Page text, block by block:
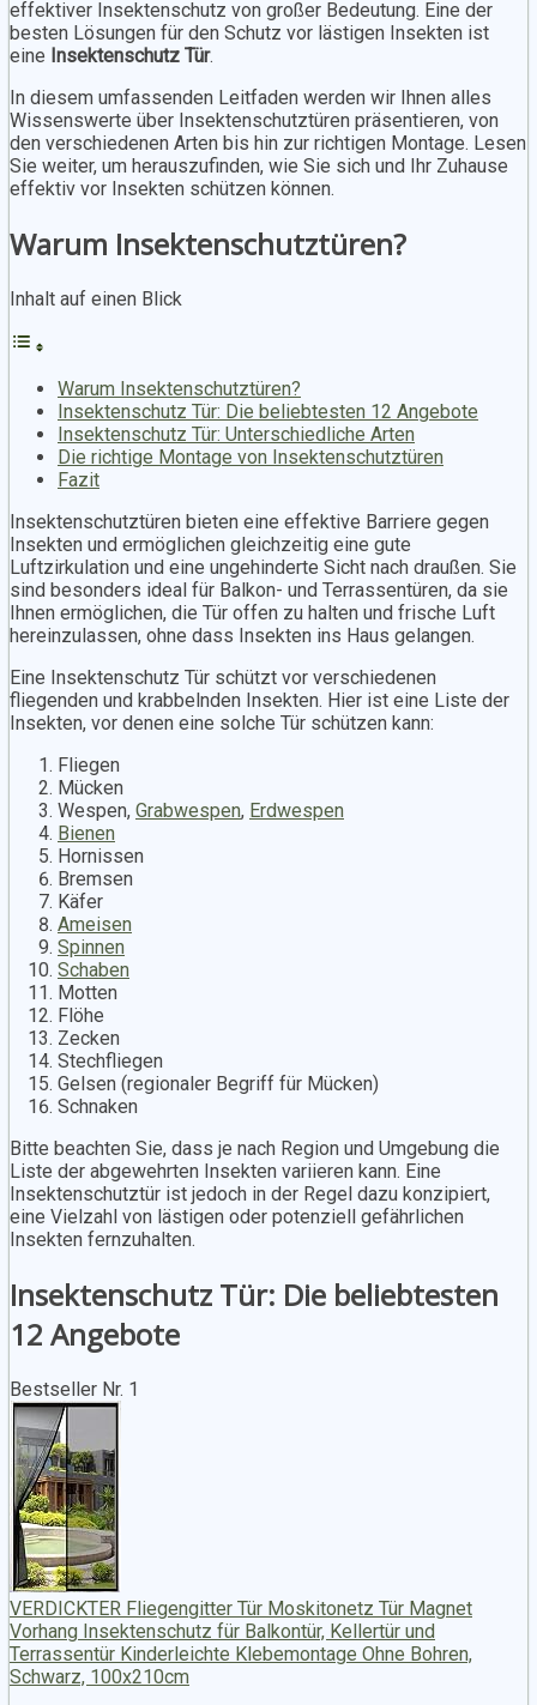
effektiver Insektenschutz von großer Bedeutung. Eine der
besten Lösungen für den Schutz vor lästigen Insekten ist
eine Insektenschutz Tür.
In diesem umfassenden Leitfaden werden wir Ihnen alles
Wissenswerte über Insektenschutztüren präsentieren, von
den verschiedenen Arten bis hin zur richtigen Montage. Lesen
Sie weiter, um herauszufinden, wie Sie sich und Ihr Zuhause
effektiv vor Insekten schützen können.
Warum Insektenschutztüren?
Inhalt auf einen Blick
Warum Insektenschutztüren?
Insektenschutz Tür: Die beliebtesten 12 Angebote
Insektenschutz Tür: Unterschiedliche Arten
Die richtige Montage von Insektenschutztüren
Fazit
Insektenschutztüren bieten eine effektive Barriere gegen
Insekten und ermöglichen gleichzeitig eine gute
Luftzirkulation und eine ungehinderte Sicht nach draußen. Sie
sind besonders ideal für Balkon- und Terrassentüren, da sie
Ihnen ermöglichen, die Tür offen zu halten und frische Luft
hereinzulassen, ohne dass Insekten ins Haus gelangen.
Eine Insektenschutz Tür schützt vor verschiedenen
fliegenden und krabbelnden Insekten. Hier ist eine Liste der
Insekten, vor denen eine solche Tür schützen kann:
Fliegen
Mücken
Wespen, Grabwespen, Erdwespen
Bienen
Hornissen
Bremsen
Käfer
Ameisen
Spinnen
Schaben
Motten
Flöhe
Zecken
Stechfliegen
Gelsen (regionaler Begriff für Mücken)
Schnaken
Bitte beachten Sie, dass je nach Region und Umgebung die
Liste der abgewehrten Insekten variieren kann. Eine
Insektenschutztür ist jedoch in der Regel dazu konzipiert,
eine Vielzahl von lästigen oder potenziell gefährlichen
Insekten fernzuhalten.
Insektenschutz Tür: Die beliebtesten
12 Angebote
Bestseller Nr. 1
VERDICKTER Fliegengitter Tür Moskitonetz Tür Magnet
Vorhang Insektenschutz für Balkontür, Kellertür und
Terrassentür Kinderleichte Klebemontage Ohne Bohren,
Schwarz, 100x210cm